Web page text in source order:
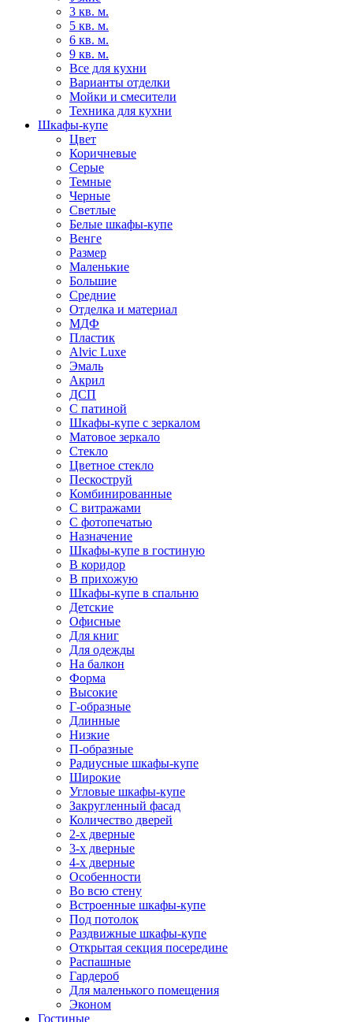
3 кв. м.
5 кв. м.
6 кв. м.
9 кв. м.
Все для кухни
Варианты отделки
Мойки и смесители
Техника для кухни
Шкафы-купе
Цвет
Коричневые
Серые
Темные
Черные
Светлые
Белые шкафы-купе
Венге
Размер
Маленькие
Большие
Средние
Отделка и материал
МДФ
Пластик
Alvic Luxe
Эмаль
Акрил
ДСП
С патиной
Шкафы-купе с зеркалом
Матовое зеркало
Стекло
Цветное стекло
Пескоструй
Комбинированные
С витражами
С фотопечатью
Назначение
Шкафы-купе в гостиную
В коридор
В прихожую
Шкафы-купе в спальню
Детские
Офисные
Для книг
Для одежды
На балкон
Форма
Высокие
Г-образные
Длинные
Низкие
П-образные
Радиусные шкафы-купе
Широкие
Угловые шкафы-купе
Закругленный фасад
Количество дверей
2-х дверные
3-х дверные
4-х дверные
Особенности
Во всю стену
Встроенные шкафы-купе
Под потолок
Раздвижные шкафы-купе
Открытая секция посередине
Распашные
Гардероб
Для маленького помещения
Эконом
Гостиные